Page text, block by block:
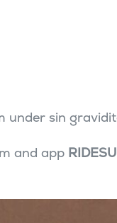
under sin
and app